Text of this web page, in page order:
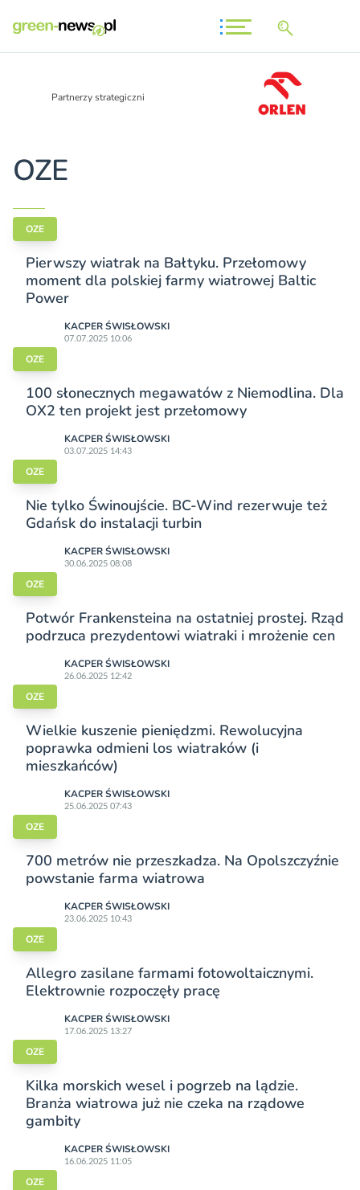
Partnerzy strategiczni
OZE
OZE
Pierwszy wiatrak na Bałtyku. Przełomowy
moment dla polskiej farmy wiatrowej Baltic
Power
KACPER ŚWISŁO­WSKI
07.07.2025 10:06
OZE
100 słonecznych megawatów z Niemodlina. Dla
OX2 ten projekt jest przełomowy
KACPER ŚWISŁO­WSKI
03.07.2025 14:43
OZE
Nie tylko Świnoujście. BC-Wind rezerwuje też
Gdańsk do instalacji turbin
KACPER ŚWISŁO­WSKI
30.06.2025 08:08
OZE
Potwór Frankensteina na ostatniej prostej. Rząd
podrzuca prezydentowi wiatraki i mrożenie cen
KACPER ŚWISŁO­WSKI
26.06.2025 12:42
OZE
Wielkie kuszenie pieniędzmi. Rewolucyjna
poprawka odmieni los wiatraków (i
mieszkańców)
KACPER ŚWISŁO­WSKI
25.06.2025 07:43
OZE
700 metrów nie przeszkadza. Na Opolszczyźnie
powstanie farma wiatrowa
KACPER ŚWISŁO­WSKI
23.06.2025 10:43
OZE
Allegro zasilane farmami fotowoltaicznymi.
Elektrownie rozpoczęły pracę
KACPER ŚWISŁO­WSKI
17.06.2025 13:27
OZE
Kilka morskich wesel i pogrzeb na lądzie.
Branża wiatrowa już nie czeka na rządowe
gambity
KACPER ŚWISŁO­WSKI
16.06.2025 11:05
OZE